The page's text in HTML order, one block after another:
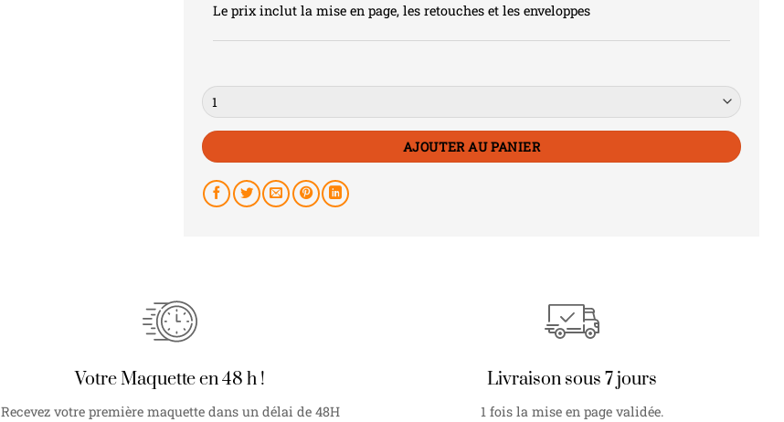
Le prix inclut la mise en page, les retouches et les enveloppes
Quantité
AJOUTER AU PANIER
Votre Maquette en 48 h !
Recevez votre première maquette dans un délai de 48H
Livraison sous 7 jours
1 fois la mise en page validée.